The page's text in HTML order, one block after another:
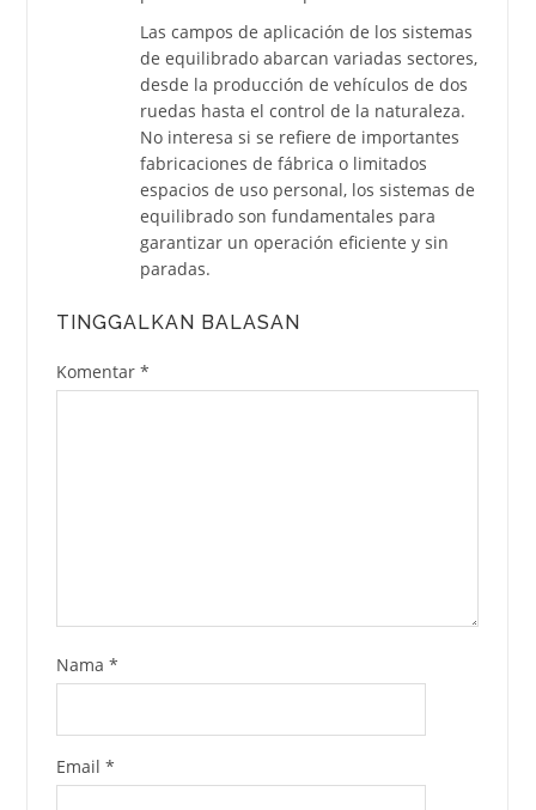
Las campos de aplicación de los sistemas
de equilibrado abarcan variadas sectores,
desde la producción de vehículos de dos
ruedas hasta el control de la naturaleza.
No interesa si se refiere de importantes
fabricaciones de fábrica o limitados
espacios de uso personal, los sistemas de
equilibrado son fundamentales para
garantizar un operación eficiente y sin
paradas.
TINGGALKAN BALASAN
Komentar *
Nama *
Email *